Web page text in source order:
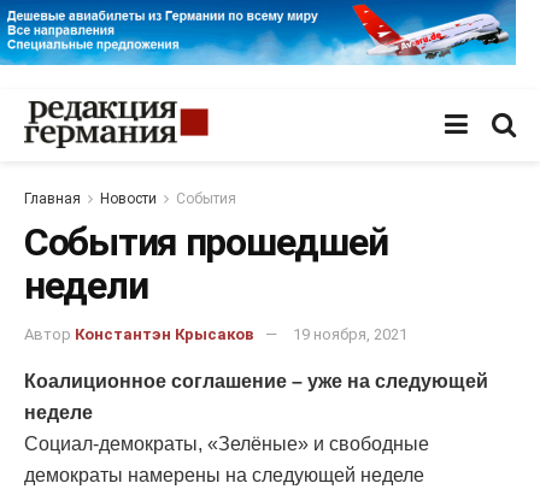
Главная Новости События
События прошедшей
недели
Автор Константэн Крысаков 19 ноября, 2021
Коалиционное соглашение – уже на следующей
неделе
Социал-демократы, «Зелёные» и свободные
демократы намерены на следующей неделе